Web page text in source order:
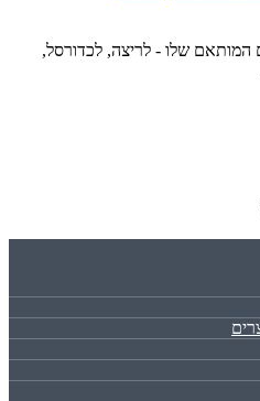
המותאם שלו - לריצה, לכדורסל,